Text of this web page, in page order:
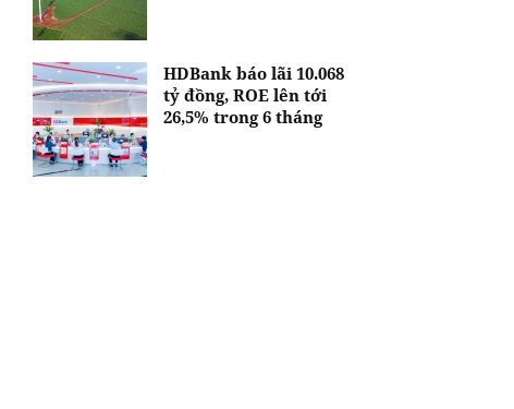
HDBank báo lãi 10.068
tỷ đồng, ROE lên tới
26,5% trong 6 tháng